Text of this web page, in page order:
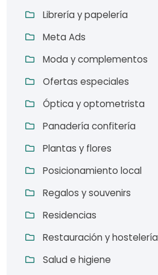
Librería y papelería
Meta Ads
Moda y complementos
Ofertas especiales
Óptica y optometrista
Panadería confitería
Plantas y flores
Posicionamiento local
Regalos y souvenirs
Residencias
Restauración y hostelería
Salud e higiene